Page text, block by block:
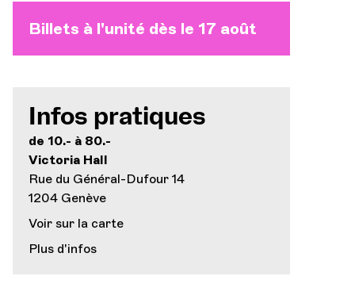
Billets à l'unité dès le 17 août
Infos pratiques
de 10.- à 80.-
Victoria Hall
Rue du Général-Dufour 14
1204 Genève
Voir sur la carte
Plus d'infos